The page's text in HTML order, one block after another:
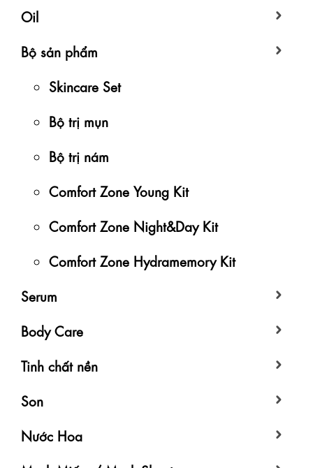
Oil
Bộ sản phẩm
Skincare Set
Bộ trị mụn
Bộ trị nám
Comfort Zone Young Kit
Comfort Zone Night&Day Kit
Comfort Zone Hydramemory Kit
Serum
Body Care
Tinh chất nền
Son
Nước Hoa